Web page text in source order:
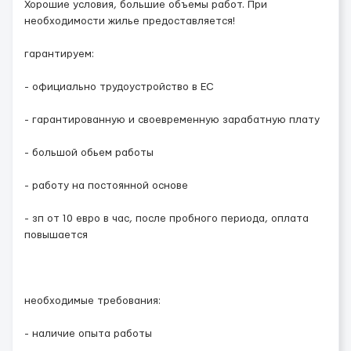
Хорошие условия, большие объемы работ. При
необходимости жилье предоставляется!
гарантируем:
- официально трудоустройство в ЕС
- гарантированную и своевременную зарабатную плату
- большой обьем работы
- работу на постоянной основе
- зп от 10 евро в час, после пробного периода, оплата
повышается
необходимые требования:
- наличие опыта работы